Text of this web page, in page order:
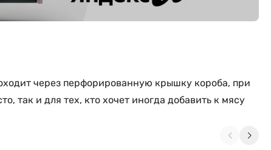
через перфорированную крышку короба, при
так и для тех, кто хочет иногда добавить к мясу